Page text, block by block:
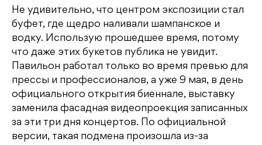
Не удивительно, что центром экспозиции стал
буфет, где щедро наливали шампанское и
водку. Использую прошедшее время, потому
что даже этих букетов публика не увидит.
Павильон работал только во время превью для
прессы и профессионалов, а уже 9 мая, в день
официального открытия биеннале, выставку
заменила фасадная видеопроекция записанных
за эти три дня концертов. По официальной
версии, такая подмена произошла из-за